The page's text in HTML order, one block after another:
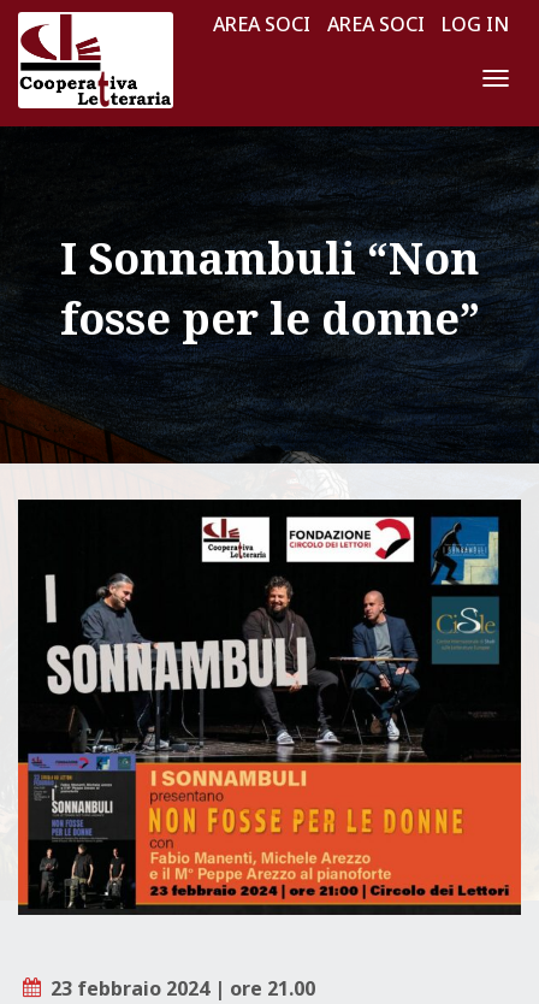
AREA SOCI AREA SOCI LOG IN
A
V
I
G
A
Z
I
O
N
E
T
O
G
L
E
I Sonnambuli “Non
fosse per le donne”
23 febbraio 2024 | ore 21.00